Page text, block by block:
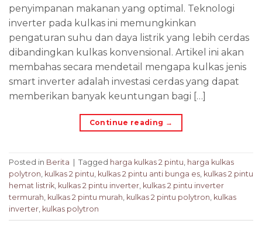
penyimpanan makanan yang optimal. Teknologi
inverter pada kulkas ini memungkinkan
pengaturan suhu dan daya listrik yang lebih cerdas
dibandingkan kulkas konvensional. Artikel ini akan
membahas secara mendetail mengapa kulkas jenis
smart inverter adalah investasi cerdas yang dapat
memberikan banyak keuntungan bagi […]
Continue reading →
Posted in Berita Tagged harga kulkas 2 pintu, harga kulkas
polytron, kulkas 2 pintu, kulkas 2 pintu anti bunga es, kulkas 2 pintu
hemat listrik, kulkas 2 pintu inverter, kulkas 2 pintu inverter
termurah, kulkas 2 pintu murah, kulkas 2 pintu polytron, kulkas
inverter, kulkas polytron